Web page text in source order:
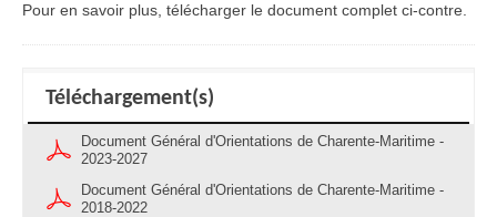
Pour en savoir plus, télécharger le document complet ci-contre.
Téléchargement(s)
Document Général d'Orientations de Charente-Maritime -
2023-2027
Document Général d'Orientations de Charente-Maritime -
2018-2022